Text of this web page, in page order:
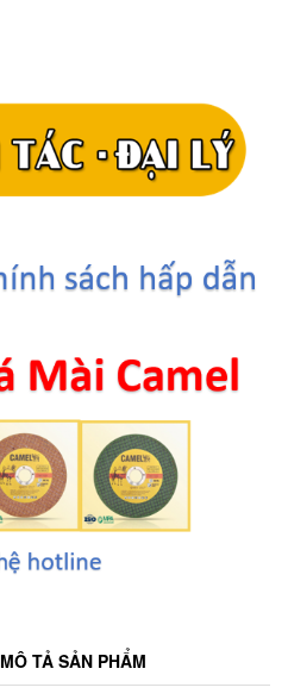
MÔ TẢ SẢN PHẨM